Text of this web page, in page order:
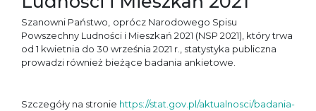
Szanowni Państwo, oprócz Narodowego Spisu
Powszechny Ludności i Mieszkań 2021 (NSP 2021), który trwa
od 1 kwietnia do 30 września 2021 r., statystyka publiczna
prowadzi również bieżące badania ankietowe.
Szczegóły na stronie https://stat.gov.pl/aktualnosci/badania-